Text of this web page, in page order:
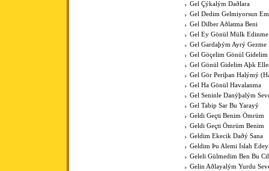
Gel Çýkalým Daðlara
Gel Dedim Gelmiyorsun
Gel Dilber Aðlatma Beni
Gel Ey Gönül Mülk
Gel Gardaþým Ayrý Gezme
Gel Göçelim Gönül Gidelim
Gel Gönül Gidelim Aþk
Gel Gör Periþan Halýmý
Gel Ha Gönül Havalanma
Gel Seninle Danýþalým
Gel Tabip Sar Bu Yarayý
Geldi Geçti Benim Ömrüm
Geldi Geçti Ömrüm Benim
Geldim Ekecik Daðý Sana
Geldim Þu Alemi Islah
Geleli Gülmedim Ben Bu
Gelin Aðlayalým Yurdu